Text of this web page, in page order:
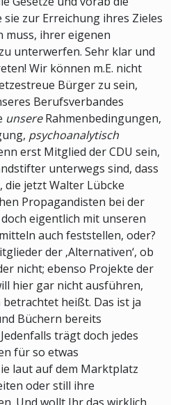
zur Erreichung ihres Zieles
muss, ihrer eigenen
unterwerfen. Sehr klar und
Wir können m.E. nicht
Bürger zu sein,
Berufsverbandes
unsereRahmenbedingungen,
psychoanalytisch
erst Mitglied der CDU sein,
unterwegs sind, dass
die jetzt Walter Lübcke
Propagandisten bei der
eigentlich mit unseren
auch feststellen, oder?
der ‚Alternativen‘, ob
nicht; ebenso Projekte der
hier gar nicht ausführen,
betrachtet heißt. Das ist ja
Büchern bereits
trägt doch jedes
für so etwas
laut auf dem Marktplatz
oder still ihre